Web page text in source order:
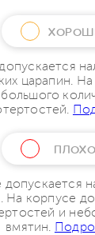
царапин.
На корпусе
и
вмятин.